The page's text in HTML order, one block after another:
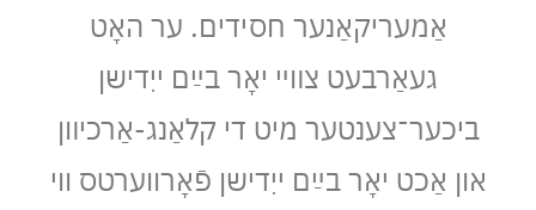
אַמעריקאַנער חסידים. ער האָט
געאַרבעט צװײ יאָר בײַם ייִדישן
ביכער־צענטער מיט די קלאַנג-אַרכיװן
און אַכט יאָר בײַם ייִדישן פֿאָרווערטס ווי